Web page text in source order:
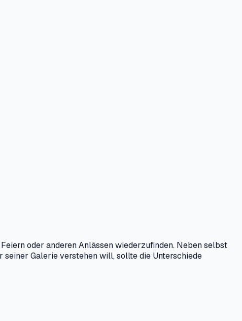
oder anderen Anlässen wiederzufinden. Neben selbst
seiner Galerie verstehen will, sollte die Unterschiede